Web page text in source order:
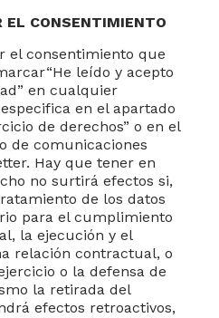
EL CONSENTIMIENTO
el consentimiento que
“He leído y acepto
en cualquier
en el apartado
de derechos” o en el
de comunicaciones
Hay que tener en
no surtirá efectos si,
de los datos
para el cumplimiento
la ejecución y el
relación contractual, o
o la defensa de
la retirada del
efectos retroactivos,